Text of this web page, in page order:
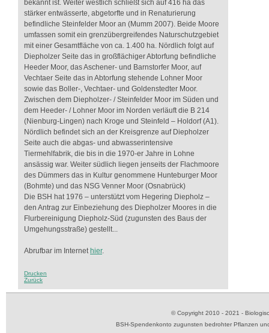
bekannt ist. Weiter westlich schließt sich auf 416 ha das
stärker entwässerte, abgetorfte und in Renaturierung
befindliche Steinfelder Moor an (Mumm 2007). Beide Moore
umfassen somit ein grenzübergreifendes Naturschutzgebiet
mit einer Gesamtfläche von ca. 1.400 ha. Nördlich folgt auf
Diepholzer Seite das in großflächiger Abtorfung befindliche
Heeder Moor, das Aschener- und Barnstorfer Moor, auf
Vechtaer Seite das in Abtorfung stehende Lohner Moor
sowie das Boller-, Vechtaer- und Goldenstedter Moor.
Zwischen dem Diepholzer- / Steinfelder Moor im Süden und
dem Heeder- / Lohner Moor im Norden verläuft die B 214
(Nienburg-Lingen) nach Kroge und Steinfeld – Holdorf (A1).
Nördlich befindet sich an der Kreisgrenze auf Diepholzer
Seite auch die abgas- und abwasserintensive
Tiermehlfabrik, die bis in die 1970-er Jahre in Lohne
ansässig war. Weiter südlich liegen jenseits der Flachmoore
des Dümmers das in Kultur genommene Hunteburger Moor
(Bohmte) und das NSG Venner Moor (Osnabrück)
Die BSH hat 1976 – unterstützt vom Hegering Diepholz –
den Antrag zur Einbeziehung des Diepholzer Moores in die
Flurbereinigung Diepholz-Süd (zugunsten des Baus der
Umgehungsstraße) gestellt...
Abrufbar im Internet hier.
Drucken
Zurück
© Copyright 2010 - 2021 -
BSH-Spendenkonto zugunsten bedrohter Pflanzen